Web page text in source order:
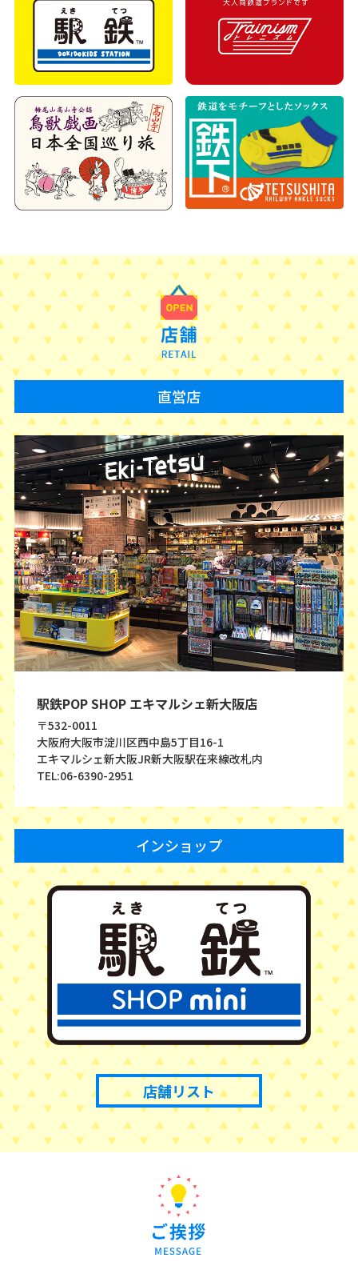
直営店
駅鉄POP SHOP エキマルシェ新大阪店
〒532-0011
大阪府大阪市淀川区西中島5丁目16-1
エキマルシェ新大阪JR新大阪駅在来線改札内
TEL:06-6390-2951
インショップ
店舗リスト